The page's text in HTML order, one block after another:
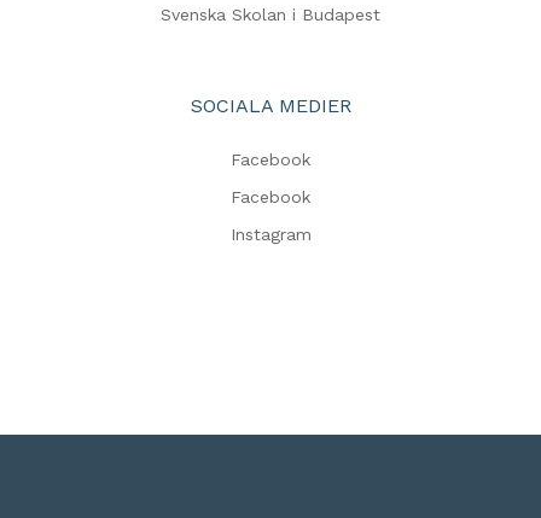
Svenska Skolan i Budapest
SOCIALA MEDIER
Facebook
Facebook
Instagram